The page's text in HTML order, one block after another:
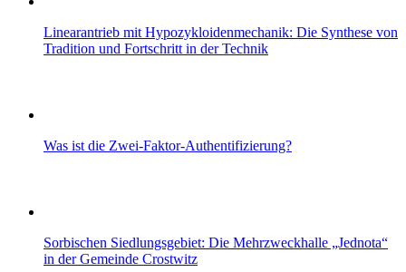
Linearantrieb mit Hypozykloidenmechanik: Die Synthese von
Tradition und Fortschritt in der Technik
Was ist die Zwei-Faktor-Authentifizierung?
Sorbischen Siedlungsgebiet: Die Mehrzweckhalle „Jednota“
in der Gemeinde Crostwitz